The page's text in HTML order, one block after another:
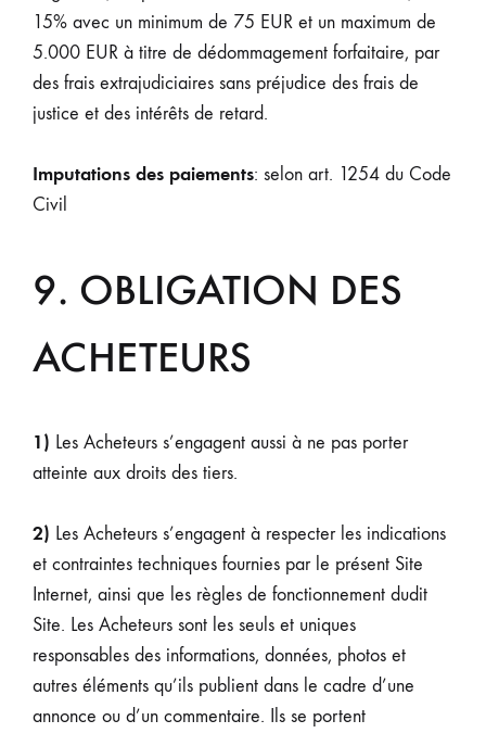
15% avec un minimum de 75 EUR et un maximum de
5.000 EUR à titre de dédommagement forfaitaire, par
des frais extrajudiciaires sans préjudice des frais de
justice et des intérêts de retard.
Imputations des paiements: selon art. 1254 du Code
Civil
9. OBLIGATION DES
ACHETEURS
1) Les Acheteurs s’engagent aussi à ne pas porter
atteinte aux droits des tiers.
2) Les Acheteurs s’engagent à respecter les indications
et contraintes techniques fournies par le présent Site
Internet, ainsi que les règles de fonctionnement dudit
Site. Les Acheteurs sont les seuls et uniques
responsables des informations, données, photos et
autres éléments qu’ils publient dans le cadre d’une
annonce ou d’un commentaire. Ils se portent